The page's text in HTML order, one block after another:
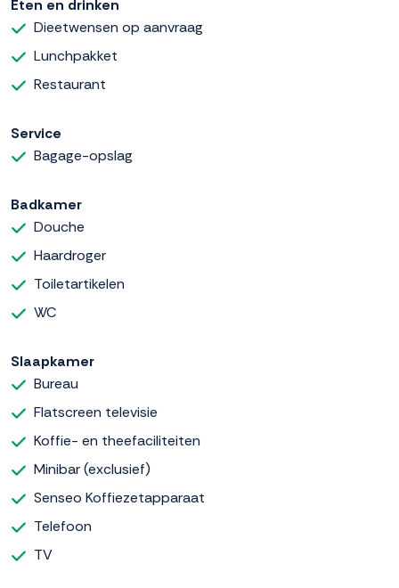
Eten en drinken
Dieetwensen op aanvraag
Lunchpakket
Restaurant
Service
Bagage-opslag
Badkamer
Douche
Haardroger
Toiletartikelen
WC
Slaapkamer
Bureau
Flatscreen televisie
Koffie- en theefaciliteiten
Minibar (exclusief)
Senseo Koffiezetapparaat
Telefoon
TV